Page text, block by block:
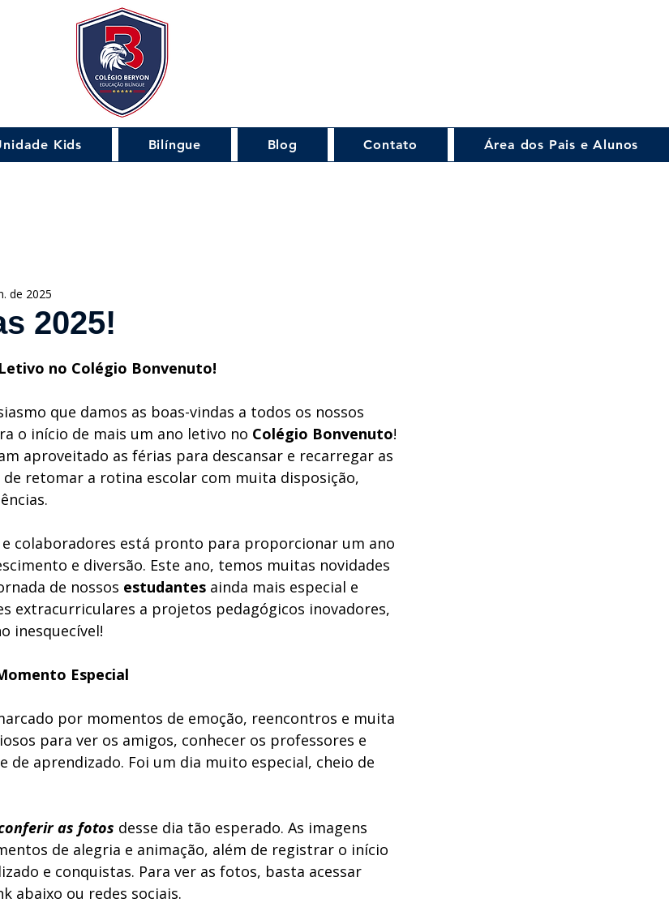
2025!
de 2025
no Colégio Bonvenuto!
que damos as boas-vindas a todos os nossos
o início de mais um ano letivo no Colégio Bonvenuto!
aproveitado as férias para descansar e recarregar as
retomar a rotina escolar com muita disposição,
colaboradores está pronto para proporcionar um ano
e diversão. Este ano, temos muitas novidades
de nossos estudantes ainda mais especial e
extracurriculares a projetos pedagógicos inovadores,
inesquecível!
Especial
por momentos de emoção, reencontros e muita
para ver os amigos, conhecer os professores e
de aprendizado. Foi um dia muito especial, cheio de
as fotos desse dia tão esperado. As imagens
de alegria e animação, além de registrar o início
e conquistas. Para ver as fotos, basta acessar
abaixo ou redes sociais.
Kids Bilíngue Blog Contato Área dos Pais e Alunos